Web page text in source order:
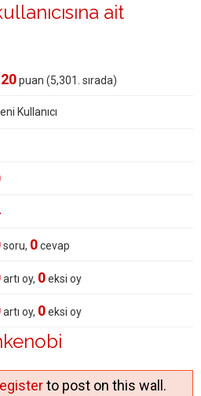
ait
puan (5,301 . sırada)
Kullanıcı
soru, 0cevap
artı oy, 0eksi oy
artı oy, 0eksi oy
to post on this wall.